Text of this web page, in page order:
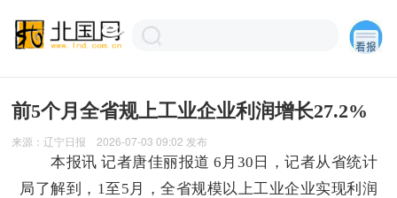
前5个月全省规上工业企业利润增长27.2%
来源：辽宁日报 2026-07-03 09:02 发布
本报讯 记者唐佳丽报道 6月30日，记者从省统计
局了解到，1至5月，全省规模以上工业企业实现利润